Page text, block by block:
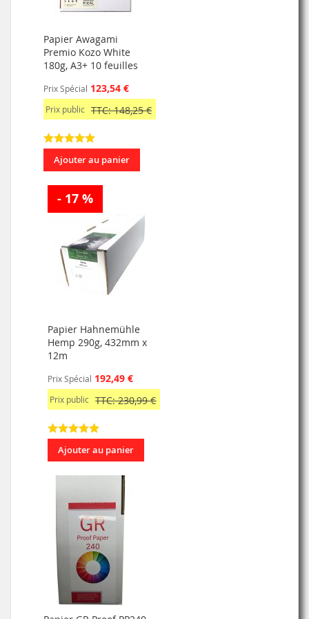
Papier Awagami
Premio Kozo White
180g, A3+ 10 feuilles
Prix Spécial 123,54 €
Prix public TTC: 148,25 €
Ajouter au panier
- 17 %
Papier Hahnemühle
Hemp 290g, 432mm x
12m
Prix Spécial 192,49 €
Prix public TTC: 230,99 €
Ajouter au panier